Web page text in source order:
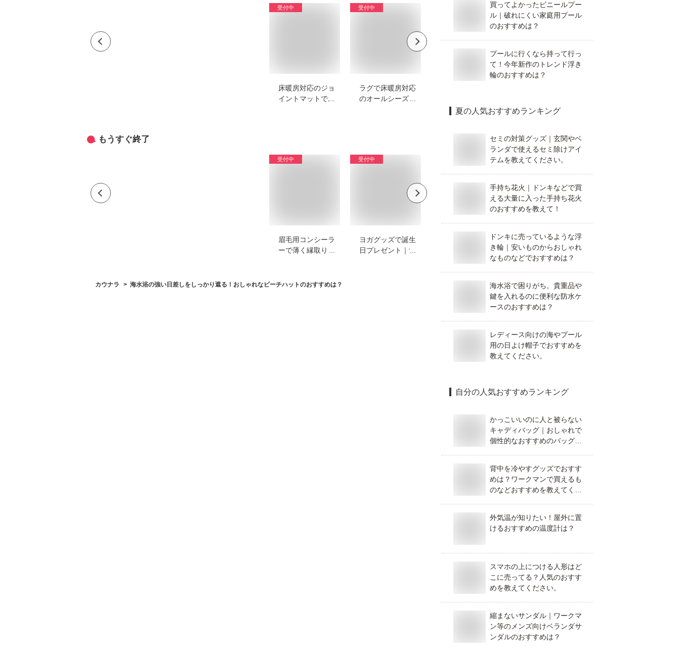
受付中
床暖房対応のジョ
イントマットでお
受付中
ラグで床暖房対応
のオールシーズン
インランドリー対
受付中
ル仕様のおすすめ
もうすぐ終了
受付中
眉毛用コンシーラ
ーで薄く縁取りし
えてください
受付中
ヨガグッズで誕生
日プレゼント｜女
トレカ用ファイル
のおすすめは？9ポ
ケットタイプなど
使いやすい商品を
教えてください。
受付中
40代レディース向
けスタジャン｜サ
テン生地など大人
が似合うおすすめ
を教えてください
カウナラ 海水浴の強い日差しをしっかり遮る！おしゃれなビーチハットのおすすめは？
買ってよかったビニールプー
ル｜破れにくい家庭用プール
のおすすめは？
プールに行くなら持って行っ
て！今年新作のトレンド浮き
輪のおすすめは？
夏の人気おすすめランキング
セミの対策グッズ｜玄関やベ
ランダで使えるセミ除けアイ
テムを教えてください。
手持ち花火｜ドンキなどで買
える大量に入った手持ち花火
のおすすめを教えて！
ドンキに売っているような浮
き輪｜安いものからおしゃれ
なものなどでおすすめは？
海水浴で困りがち。貴重品や
鍵を入れるのに便利な防水ケ
ースのおすすめは？
レディース向けの海やプール
用の日よけ帽子でおすすめを
教えてください。
自分の人気おすすめランキング
かっこいいのに人と被らない
キャディバッグ｜おしゃれで
個性的なおすすめのバッグを
背中を冷やすグッズでおすす
めは？ワークマンで買えるも
のなどおすすめを教えてくだ
外気温が知りたい！屋外に置
けるおすすめの温度計は？
スマホの上につける人形はど
こに売ってる？人気のおすす
めを教えてください。
縮まないサンダル｜ワークマ
ン等のメンズ向けベランダサ
ンダルのおすすめは？